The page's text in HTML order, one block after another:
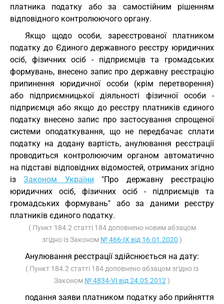
платника податку або за самостійним рішенням
відповідного контролюючого органу.
Якщо щодо особи, зареєстрованої платником
податку до Єдиного державного реєстру юридичних
осіб, фізичних осіб - підприємців та громадських
формувань, внесено запис про державну реєстрацію
припинення юридичної особи (крім перетворення)
або підприємницької діяльності фізичної особи -
підприємця або якщо до реєстру платників єдиного
податку внесено запис про застосування спрощеної
системи оподаткування, що не передбачає сплати
податку на додану вартість, анулювання реєстрації
проводиться контролюючим органом автоматично
на підставі відповідних відомостей, отриманих згідно
ізЗаконом України "Про державну реєстрацію
юридичних осіб, фізичних осіб - підприємців та
громадських формувань" або за даними реєстру
платників єдиного податку.
( Пункт 184.2 статті 184 доповнено новим абзацом
згідно із Законом № 466-IX від 16.01.2020 )
Анулювання реєстрації здійснюється на дату:
( Пункт 184.2 статті 184 доповнено абзацом згідно із
Законом № 4834-VI від 24.05.2012 )
подання заяви платником податку або прийняття